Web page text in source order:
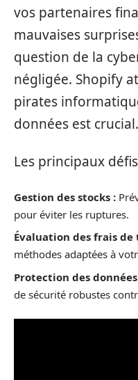
vos partenaires
mauvaises
question de la
négligée. Shopify
pirates
données est crucial.
Les principaux
Gestion des stocks :
pour éviter les ruptures.
Évaluation des frais
méthodes adaptées à
Protection des
de sécurité robustes